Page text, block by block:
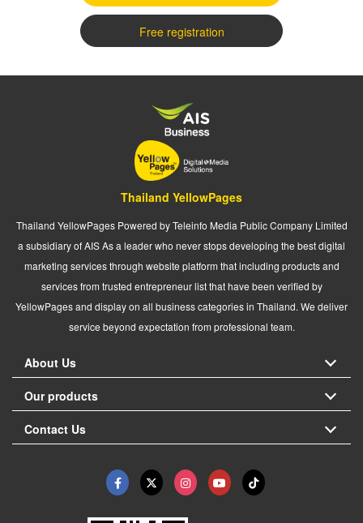
Free registration
Thailand YellowPages
Thailand YellowPages Powered by Teleinfo Media Public Company Limited
a subsidiary of AIS As a leader who never stops developing the best digital
marketing services through website platform that including products and
services from trusted entrepreneur list that have been verified by
YellowPages and display on all business categories in Thailand. We deliver
service beyond expectation from professional team.
About Us
Our products
Contact Us